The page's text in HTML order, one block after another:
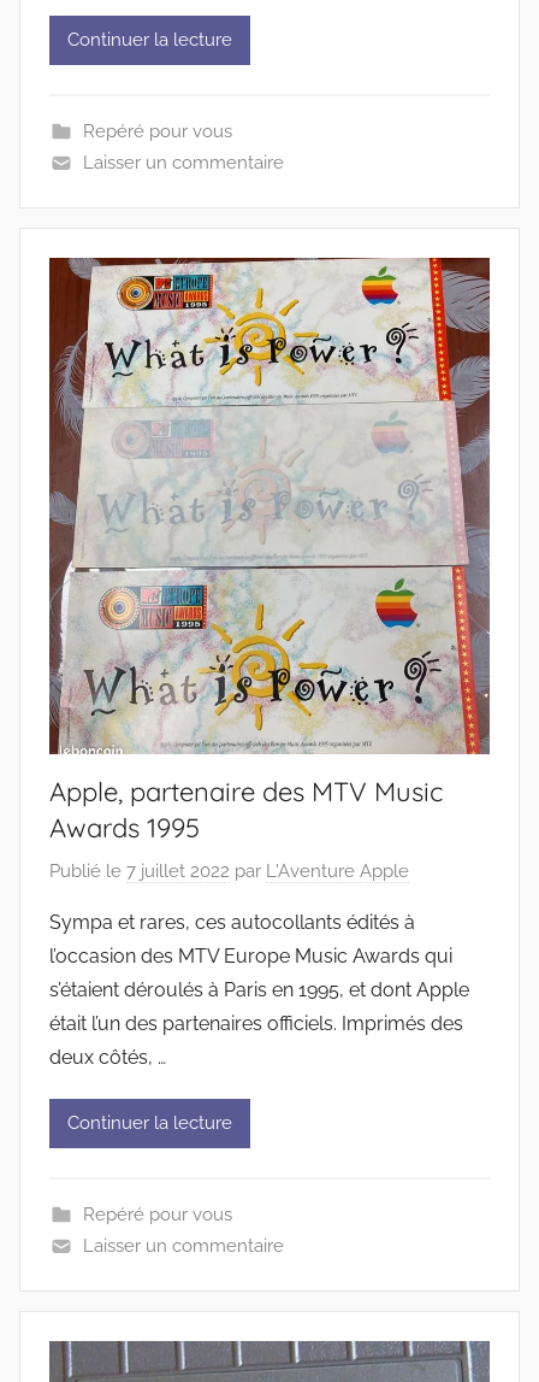
Continuer la lecture
Repéré pour vous
Laisser un commentaire
Apple, partenaire des MTV Music
Awards 1995
Publié le 7 juillet 2022 par L'Aventure Apple
Sympa et rares, ces autocollants édités à
l’occasion des MTV Europe Music Awards qui
s’étaient déroulés à Paris en 1995, et dont Apple
était l’un des partenaires officiels. Imprimés des
deux côtés, …
Continuer la lecture
Repéré pour vous
Laisser un commentaire